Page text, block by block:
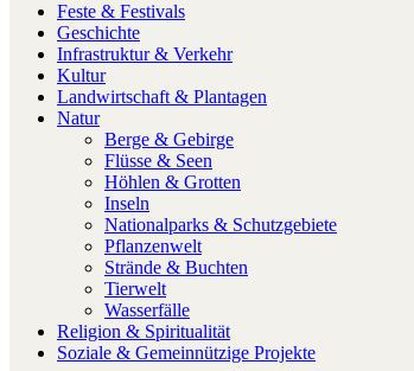
Feste & Festivals
Geschichte
Infrastruktur & Verkehr
Kultur
Landwirtschaft & Plantagen
Natur
Berge & Gebirge
Flüsse & Seen
Höhlen & Grotten
Inseln
Nationalparks & Schutzgebiete
Pflanzenwelt
Strände & Buchten
Tierwelt
Wasserfälle
Religion & Spiritualität
Soziale & Gemeinnützige Projekte